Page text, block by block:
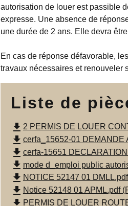
autorisation de louer est passible
expresse. Une absence de
une durée de 2 ans. Elle devra
En cas de réponse défavorable,
travaux nécessaires et renouveler
Liste de
file_download 2 PERMIS DE LOUER
file_download cerfa_15652-01 DEMANDE
file_download cerfa-15651
file_download mode d_emploi public
file_download NOTICE 52147 01
file_download Notice 52148 01 APML.pdf
file_download PERMIS DE LOUER